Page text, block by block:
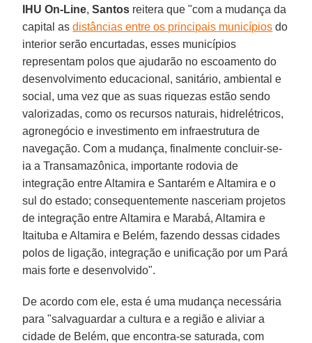
IHU On-Line,Santos reitera que "com a mudança da
capital asdistâncias entre os principais municípios do
interior serão encurtadas, esses municípios
representam polos que ajudarão no escoamento do
desenvolvimento educacional, sanitário, ambiental e
social, uma vez que as suas riquezas estão sendo
valorizadas, como os recursos naturais, hidrelétricos,
agronegócio e investimento em infraestrutura de
navegação. Com a mudança, finalmente concluir-se-
ia a Transamazônica, importante rodovia de
integração entre Altamira e Santarém e Altamira e o
sul do estado; consequentemente nasceriam projetos
de integração entre Altamira e Marabá, Altamira e
Itaituba e Altamira e Belém, fazendo dessas cidades
polos de ligação, integração e unificação por um Pará
mais forte e desenvolvido".
De acordo com ele, esta é uma mudança necessária
para "salvaguardar a cultura e a região e aliviar a
cidade de Belém, que encontra-se saturada, com